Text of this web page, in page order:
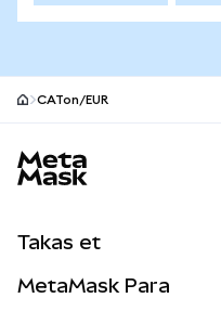
CATon/EUR
Takas et
MetaMask Para